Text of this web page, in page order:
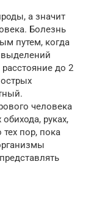
а значит
Болезнь
путем, когда
до 2
человека
руках,
пор, пока